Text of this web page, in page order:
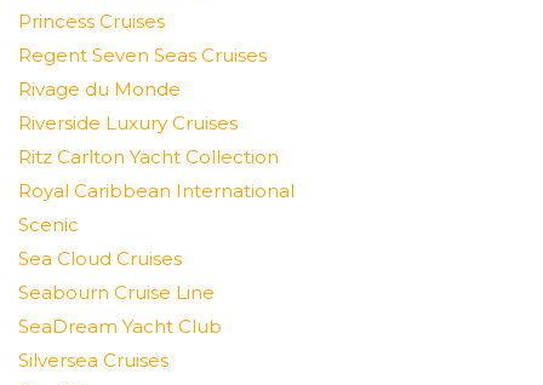
Princess Cruises
Regent Seven Seas Cruises
Rivage du Monde
Riverside Luxury Cruises
Ritz Carlton Yacht Collection
Royal Caribbean International
Scenic
Sea Cloud Cruises
Seabourn Cruise Line
SeaDream Yacht Club
Silversea Cruises